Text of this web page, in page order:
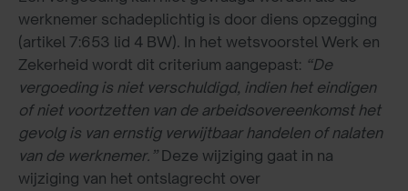
werknemer schadeplichtig is door diens opzegging
(artikel 7:653 lid 4 BW). In het wetsvoorstel Werk en
Zekerheid wordt dit criterium aangepast: “De
vergoeding is niet verschuldigd, indien het eindigen
of niet voortzetten van de arbeidsovereenkomst het
gevolg is van ernstig verwijtbaar handelen of nalaten
van de werknemer.” Deze wijziging gaat in na
wijziging van het ontslagrecht over